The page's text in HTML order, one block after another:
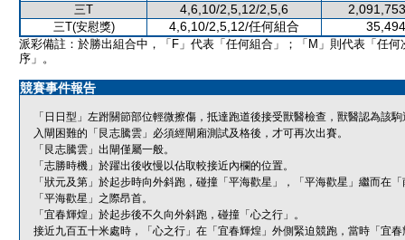
三T 4,6,10/2,5,12/2,5,6
三T(安慰獎) 4,6,10/2,5,12/任何組合
派彩備註：於勝出組合中，「F」代表「任何組合」；「M」則代表「任何
序」。
競賽事件報告
「日日型」左跗關節部位輕微擦傷，抵達跑道後接受獸醫檢查，獸醫認為該
入閘困難的「艮志騰雲」必須經閘廂測試及格後，才可再次出賽。
「艮志騰雲」出閘僅屬一般。
「志勝時機」於躍出後收慢以佔取較接近內欄的位置。
「狀元及第」於起步時向外斜跑，碰撞「平海歡星」，「平海歡星」繼而在
「平海歡星」之際昂首。
「宜春輝煌」於起步後不久向外斜跑，碰撞「心之行」。
接近九百五十米處時，「心之行」在「宜春輝煌」外側緊迫競跑，當時「宜